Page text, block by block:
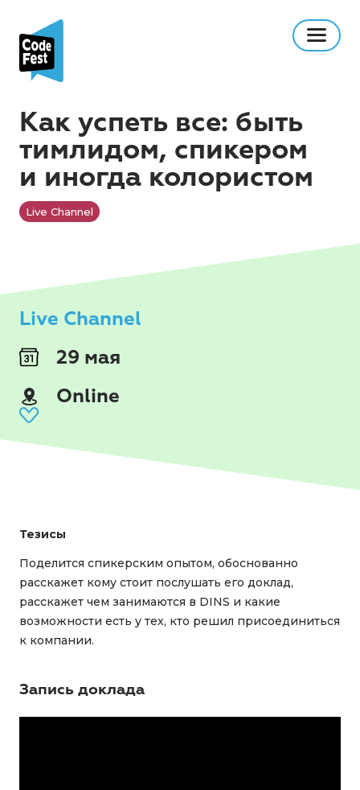
Как успеть все: быть
тимлидом, спикером
и иногда колористом
Live Channel
Live Channel
29 мая
Online
Тезисы
Поделится спикерским опытом, обоснованно
расскажет кому стоит послушать его доклад,
расскажет чем занимаются в DINS и какие
возможности есть у тех, кто решил присоединиться
к компании.
Запись доклада